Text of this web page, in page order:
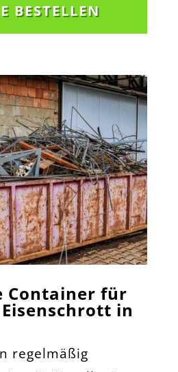
BESTELLEN
Container für
in
regelmäßig